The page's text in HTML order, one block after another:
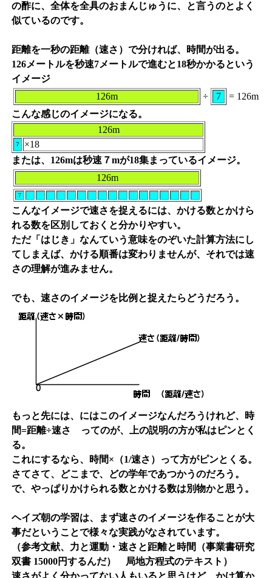
の酢に、全体を全具のおまんじゅうに、と言うのとよく
似ているのです。
距離を一秒の距離（速さ）で分ければ、時間が出る。
126メートルを秒速7メートルで進むと18秒かかるという
イメージ
126m
÷ 7 = 126m
こんな感じのイメージになる。
126m
７
×18
または、126mは秒速７mが18集まっているイメージ。
126m
7
こんなイメージで速さを捉えるには、かける数とかけら
れる数を区別しておくと分かりやすい。
ただ「はじき」なんていう意味をのぞいた計算方法にし
てしまえば、かける順番は変わりませんが、それでは速
さの理解が進みません。
でも、速さのイメージを比例と捉えたらどうだろう。
もっと先には、にはこのイメージなんだろうけれど、時
間=距離÷速さ ってのが、上の説明の方が私はピンとく
る。
これにするなら、時間×（1/速さ）って方がピンとくる。
さてさて、どこまで、どの学年であつかうのだろう。
で、やっぱりかけられる数とかける数は別物かと思う。
ヘイズ朝の学習は、まず速さのイメージを作ることが大
事だということで様々な実践がなされています。
（参考文献、力と運動・速さと距離と時間（事業書研究
双書 15000円するんだ） 局地方程式のテキスト）